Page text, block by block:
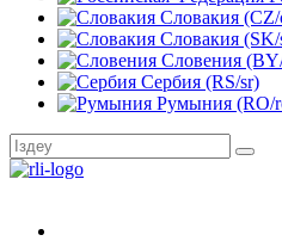
Словакия (CZ/
Словакия
Словения
Сербия (RS/sr)
Румыния (RO/